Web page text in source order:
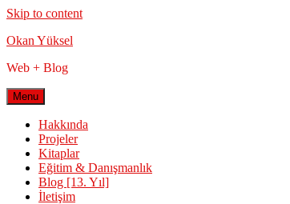
Skip to content
Okan Yüksel
Web + Blog
Menu
Hakkında
Projeler
Kitaplar
Eğitim & Danışmanlık
Blog [13. Yıl]
İletişim